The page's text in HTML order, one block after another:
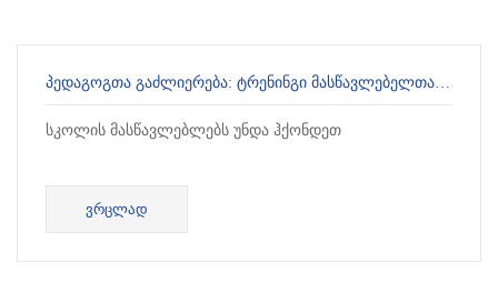
ᲞᲔᲓᲐᲒᲝᲒᲗᲐ ᲒᲐᲫᲚᲘᲔᲠᲔᲑᲐ: ᲢᲠᲔᲜᲘᲜᲒᲘ ᲛᲐᲡᲬᲐᲕᲚᲔᲑᲔᲚᲗᲐᲗᲕᲘᲡ ᲐᲓᲐᲛᲘᲐᲜᲘᲡ ᲣᲤᲚᲔᲑᲔᲑᲘᲡ ᲨᲔᲡᲐᲮᲔᲑ
სკოლის მასწავლებლებს უნდა ჰქონდეთ
ᲕᲠᲪᲚᲐᲓ